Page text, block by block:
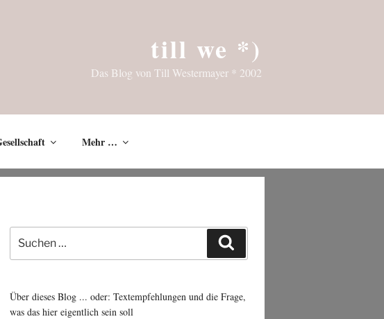
till we *)
Das Blog von Till Westermayer * 2002
Mehr …
Suche
nach:
Über dieses Blog ... oder: Textempfehlungen und die Frage,
was das hier eigentlich sein soll